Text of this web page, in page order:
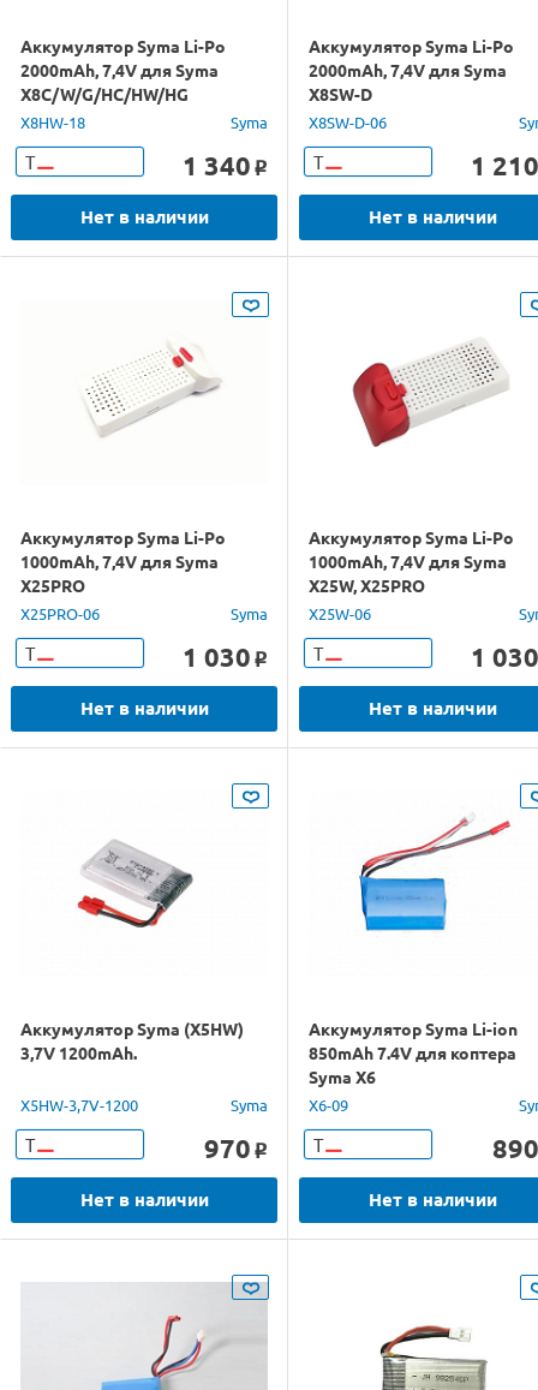
Аккумулятор Syma Li-Po
2000mAh, 7,4V для Syma
X8C/W/G/HC/HW/HG
X8HW-18 Syma
Т 1 340 o
Нет в наличии
Аккумулятор Syma Li-Po
2000mAh, 7,4V для Syma
X8SW-D
X8SW-D-06
Т 1 210
Нет в наличии
Аккумулятор Syma Li-Po
1000mAh, 7,4V для Syma
X25PRO
X25PRO-06 Syma
Т 1 030 o
Нет в наличии
Аккумулятор Syma Li-Po
1000mAh, 7,4V для Syma
X25W, X25PRO
X25W-06
Т 1 030
Нет в наличии
Аккумулятор Syma (X5HW)
3,7V 1200mAh.
X5HW-3,7V-1200 Syma
Т 970 o
Нет в наличии
Аккумулятор Syma Li-ion
850mAh 7.4V для коптера
Syma X6
X6-09
Т 890
Нет в наличии